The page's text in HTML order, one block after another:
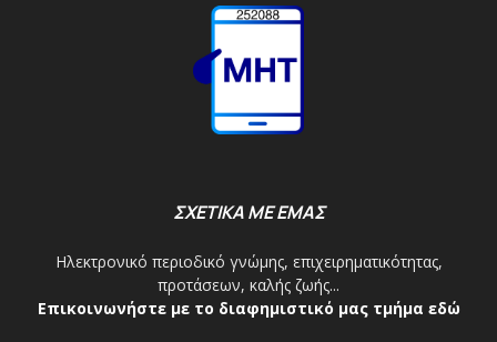
ΣΧΕΤΙΚΑ ΜΕ ΕΜΑΣ
Ηλεκτρονικό περιοδικό γνώμης, επιχειρηματικότητας,
προτάσεων, καλής ζωής...
Επικοινωνήστε με το διαφημιστικό μας τμήμα εδώ